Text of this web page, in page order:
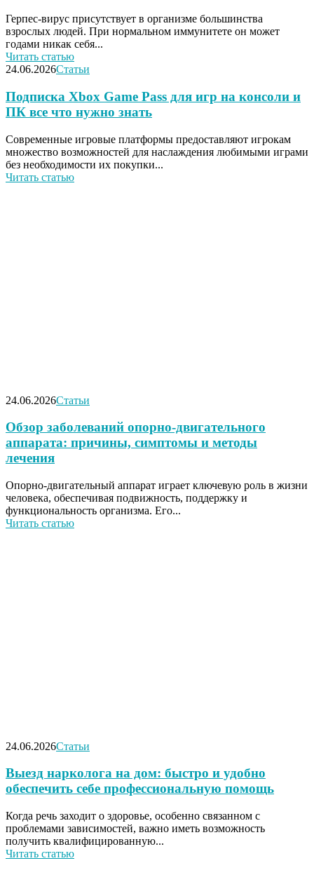
Герпес-вирус присутствует в организме большинства
взрослых людей. При нормальном иммунитете он может
годами никак себя...
Читать статью
24.06.2026Статьи
Подписка Xbox Game Pass для игр на консоли и
ПК все что нужно знать
Современные игровые платформы предоставляют игрокам
множество возможностей для наслаждения любимыми играми
без необходимости их покупки...
Читать статью
24.06.2026Статьи
Обзор заболеваний опорно-двигательного
аппарата: причины, симптомы и методы
лечения
Опорно-двигательный аппарат играет ключевую роль в жизни
человека, обеспечивая подвижность, поддержку и
функциональность организма. Его...
Читать статью
24.06.2026Статьи
Выезд нарколога на дом: быстро и удобно
обеспечить себе профессиональную помощь
Когда речь заходит о здоровье, особенно связанном с
проблемами зависимостей, важно иметь возможность
получить квалифицированную...
Читать статью